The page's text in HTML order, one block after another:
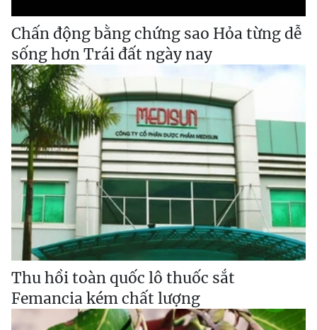
Chấn động bằng chứng sao Hỏa từng dễ
sống hơn Trái đất ngày nay
Thu hồi toàn quốc lô thuốc sắt
Femancia kém chất lượng